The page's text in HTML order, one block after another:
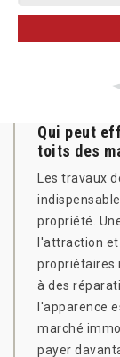
Qui peut
toits des
Les travaux
propriété.
l'attraction et
propriétaires
à des
l'apparence
marché
payer